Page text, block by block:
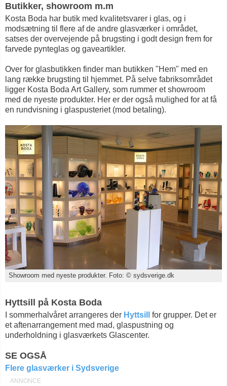
Butikker, showroom m.m
Kosta Boda har butik med kvalitetsvarer i glas, og i
modsætning til flere af de andre glasværker i området,
satses der overvejende på brugsting i godt design frem for
farvede pynteglas og gaveartikler.
Over for glasbutikken finder man butikken "Hem" med en
lang række brugsting til hjemmet. På selve fabriksområdet
ligger Kosta Boda Art Gallery, som rummer et showroom
med de nyeste produkter. Her er der også mulighed for at få
en rundvisning i glaspusteriet (mod betaling).
Showroom med nyeste produkter. Foto: © sydsverige.dk
Hyttsill på Kosta Boda
I sommerhalvåret arrangeres der Hyttsill
for grupper. Det er
et aftenarrangement med mad, glaspustning og
underholdning i glasværkets Glascenter.
SE OGSÅ
Flere glasværker i Sydsverige